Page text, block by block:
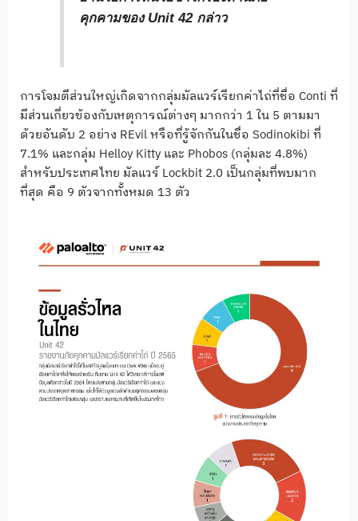
คุกคามของ Unit 42กล่าว
การโจมตีส่วนใหญ่เกิดจากกลุ่มมัลแวร์เรียกค่าไถ่ที่ชื่อ Conti ที่
มีส่วนเกี่ยวข้องกับเหตุการณ์ต่างๆ มากกว่า 1 ใน 5 ตามมา
ด้วยอันดับ 2 อย่าง REvil หรือที่รู้จักกันในชื่อ Sodinokibi ที่
7.1% และกลุ่ม Helloy Kitty และ Phobos (กลุ่มละ 4.8%)
สำหรับประเทศไทย มัลแวร์ Lockbit 2.0 เป็นกลุ่มที่พบมาก
ที่สุด คือ 9 ตัวจากทั้งหมด 13 ตัว